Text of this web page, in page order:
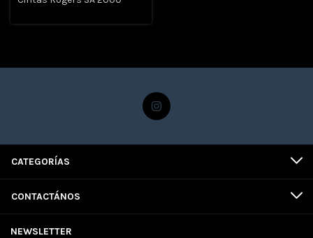
CATEGORÍAS
CONTACTÁNOS
NEWSLETTER